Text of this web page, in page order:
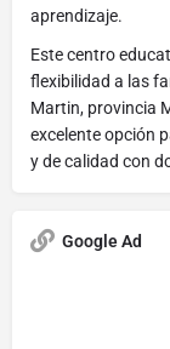
aprendizaje.
Este centro
flexibilidad a las
Martin, provincia
excelente opción
y de calidad con
Google Ad